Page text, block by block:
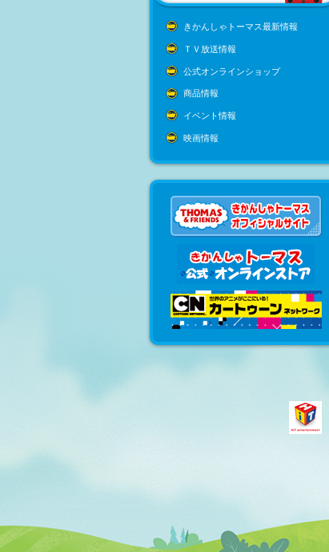
きかんしゃトーマス最新情報
ＴＶ放送情報
公式オンラインショップ
商品情報
イベント情報
映画情報